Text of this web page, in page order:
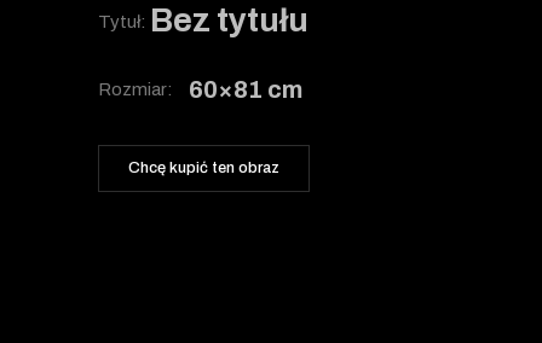
Tytuł: Bez tytułu
Rozmiar: 60×81 cm
Chcę kupić ten obraz